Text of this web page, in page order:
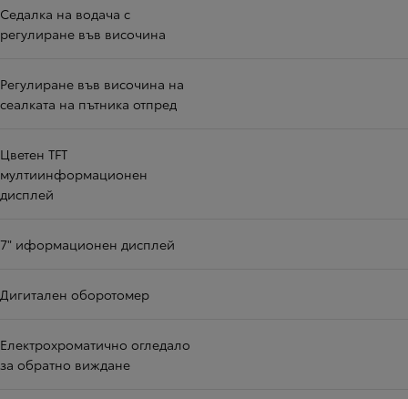
Седалка на водача с
регулиране във височина
Регулиране във височина на
сеалката на пътника отпред
Цветен TFT
мултиинформационен
дисплей
7" иформационен дисплей
Дигитален оборотомер
Електрохроматично огледало
за обратно виждане